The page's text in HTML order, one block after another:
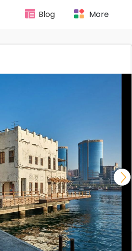
Blog More